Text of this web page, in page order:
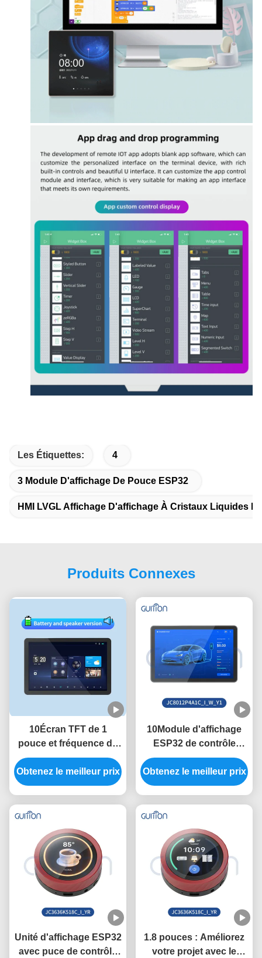
Les Étiquettes: 4
3 Module D'affichage De Pouce ESP32
HMI LVGL Affichage D'affichage À Cristaux Liquides
Produits Connexes
10Écran TFT de 1
pouce et fréquence de
commande principale
de 400 MHz dans le
module d'affichage
Baud Rate 2400-921600
Obtenez le meilleur prix
10Module d'affichage
ESP32 de contrôle
principal de 1 pouce à
400 MHz avec une
luminosité de 320
résolution de 800*1280
si nécessaire
Obtenez le meilleur prix
Unité d'affichage ESP32
avec puce de contrôle
1.8 pouces : Améliorez
votre projet avec le